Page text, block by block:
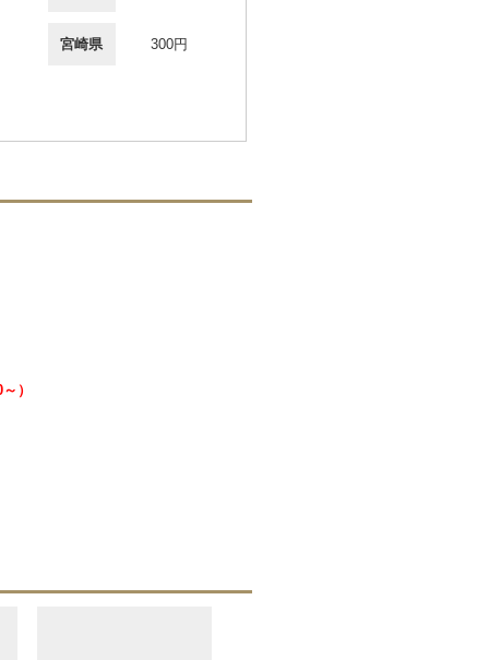
宮崎県 300円
）